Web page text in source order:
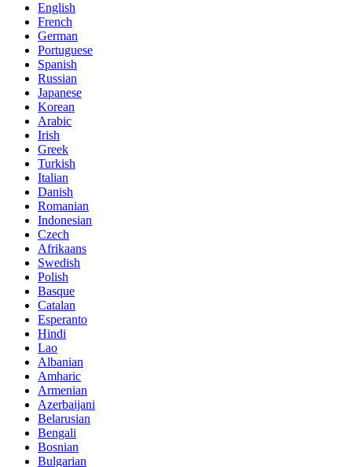
English
French
German
Portuguese
Spanish
Russian
Japanese
Korean
Arabic
Irish
Greek
Turkish
Italian
Danish
Romanian
Indonesian
Czech
Afrikaans
Swedish
Polish
Basque
Catalan
Esperanto
Hindi
Lao
Albanian
Amharic
Armenian
Azerbaijani
Belarusian
Bengali
Bosnian
Bulgarian